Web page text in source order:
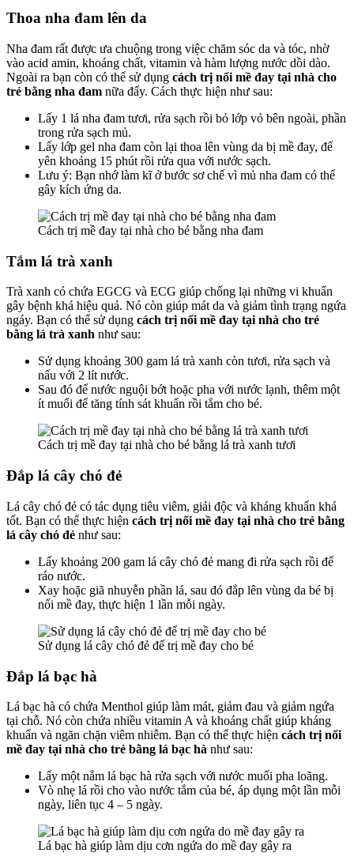
Thoa nha đam lên da
Nha đam rất được ưa chuộng trong việc chăm sóc da và tóc, nhờ
vào acid amin, khoáng chất, vitamin và hàm lượng nước dồi dào.
Ngoài ra bạn còn có thể sử dụng cách trị nổi mề đay tại nhà cho
trẻ bằng nha đam nữa đấy. Cách thực hiện như sau:
Lấy 1 lá nha đam tươi, rửa sạch rồi bỏ lớp vỏ bên ngoài, phần
trong rửa sạch mủ.
Lấy lớp gel nha đam còn lại thoa lên vùng da bị mề đay, để
yên khoảng 15 phút rồi rửa qua với nước sạch.
Lưu ý: Bạn nhớ làm kĩ ở bước sơ chế vì mủ nha đam có thể
gây kích ứng da.
Cách trị mề đay tại nhà cho bé bằng nha đam
Tắm lá trà xanh
Trà xanh có chứa EGCG và ECG giúp chống lại những vi khuẩn
gây bệnh khá hiệu quả. Nó còn giúp mát da và giảm tình trạng ngứa
ngáy. Bạn có thể sử dụng cách trị nổi mề đay tại nhà cho trẻ
bằng lá trà xanh như sau:
Sử dụng khoảng 300 gam lá trà xanh còn tươi, rửa sạch và
nấu với 2 lít nước.
Sau đó để nước nguội bớt hoặc pha với nước lạnh, thêm một
ít muối để tăng tính sát khuẩn rồi tắm cho bé.
Cách trị mề đay tại nhà cho bé bằng lá trà xanh tươi
Đắp lá cây chó đẻ
Lá cây chó đẻ có tác dụng tiêu viêm, giải độc và kháng khuẩn khá
tốt. Bạn có thể thực hiện cách trị nổi mề đay tại nhà cho trẻ bằng
lá cây chó đẻ như sau:
Lấy khoảng 200 gam lá cây chó đẻ mang đi rửa sạch rồi để
ráo nước.
Xay hoặc giã nhuyễn phần lá, sau đó đắp lên vùng da bé bị
nổi mề đay, thực hiện 1 lần mỗi ngày.
Sử dụng lá cây chó đẻ để trị mề đay cho bé
Đắp lá bạc hà
Lá bạc hà có chứa Menthol giúp làm mát, giảm đau và giảm ngứa
tại chỗ. Nó còn chứa nhiều vitamin A và khoáng chất giúp kháng
khuẩn và ngăn chặn viêm nhiễm. Bạn có thể thực hiện cách trị nổi
mề đay tại nhà cho trẻ bằng lá bạc hà như sau:
Lấy một nắm lá bạc hà rửa sạch với nước muối pha loãng.
Vò nhẹ lá rồi cho vào nước tắm của bé, áp dụng một lần mỗi
ngày, liên tục 4 – 5 ngày.
Lá bạc hà giúp làm dịu cơn ngứa do mề đay gây ra